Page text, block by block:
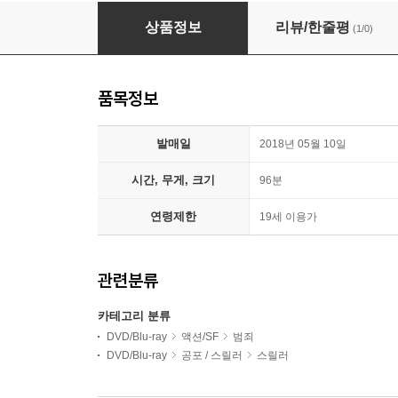
톰보이 리벤저 (1Disc)
상품정보 리뷰/한줄평 (1/0)
품목정보
발매일 2018년 05월 10일
시간, 무게, 크기 96분
연령제한 19세 이용가
관련분류
카테고리 분류
DVD/Blu-ray 액션/SF
범죄
DVD/Blu-ray
공포 / 스릴러 스릴러